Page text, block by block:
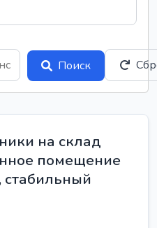
Поиск
на склад
помещение